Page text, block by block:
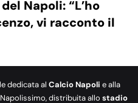
Napoli: “L’ho
vi racconto il
dedicata al Calcio Napoli e alla
distribuita allo stadio